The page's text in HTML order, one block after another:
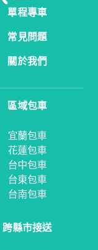
單程專車
常見問題
關於我們
區域包車
宜蘭包車
花蓮包車
台中包車
台東包車
台南包車
跨縣市接送